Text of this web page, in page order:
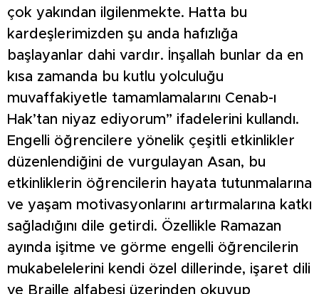
çok yakından ilgilenmekte. Hatta bu
kardeşlerimizden şu anda hafızlığa
başlayanlar dahi vardır. İnşallah bunlar da en
kısa zamanda bu kutlu yolculuğu
muvaffakiyetle tamamlamalarını Cenab-ı
Hak’tan niyaz ediyorum” ifadelerini kullandı.
Engelli öğrencilere yönelik çeşitli etkinlikler
düzenlendiğini de vurgulayan Asan, bu
etkinliklerin öğrencilerin hayata tutunmalarına
ve yaşam motivasyonlarını artırmalarına katkı
sağladığını dile getirdi. Özellikle Ramazan
ayında işitme ve görme engelli öğrencilerin
mukabelelerini kendi özel dillerinde, işaret dili
ve Braille alfabesi üzerinden okuyup